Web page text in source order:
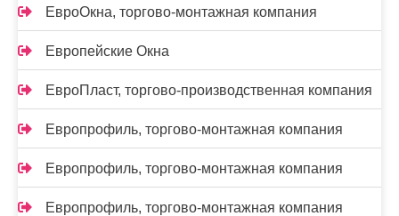
ЕвроОкна, торгово-монтажная компания
Европейские Окна
ЕвроПласт, торгово-производственная компания
Европрофиль, торгово-монтажная компания
Европрофиль, торгово-монтажная компания
Европрофиль, торгово-монтажная компания